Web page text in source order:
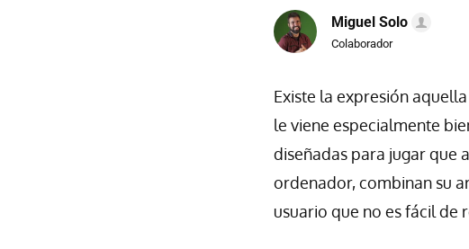
Miguel Solo
Colaborador
Existe la expresión
le viene especialmente
diseñadas para jugar que
ordenador, combinan su
usuario que no es fácil de